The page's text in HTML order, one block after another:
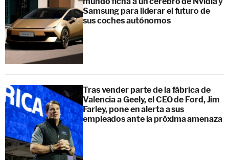
Samsung para liderar el futuro de
sus coches autónomos
Tras vender parte de la fábrica de
Valencia a Geely, el CEO de Ford, Jim
Farley, pone en alerta a sus
empleados ante la próxima amenaza